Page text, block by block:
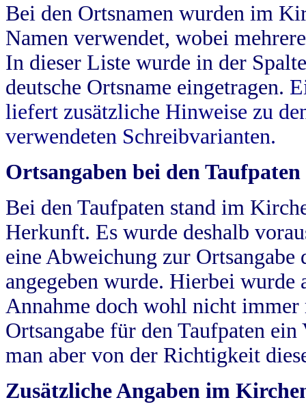
Bei den Ortsnamen wurden im
Namen verwendet, wobei
In dieser Liste wurde in der
deutsche Ortsname eingetragen.
liefert zusätzliche Hinweise zu
verwendeten Schreibvarianten.
Ortsangaben bei den Taufpaten
Bei den Taufpaten stand im
Herkunft. Es wurde deshalb
eine Abweichung zur
angegeben wurde. Hierbei wurde
Annahme doch wohl nicht
Ortsangabe für den Taufpaten
man aber von der Richtigkeit
Zusätzliche Angaben im